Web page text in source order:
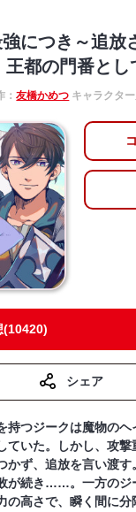
につき～追放
王都の門番とし
：友橋かめつ キャラクタ
(10420)
シェア
持つジークは魔物のヘ
ていた。しかし、攻
かず、追放を言い渡
が続き……。一方のジ
の高さで、瞬く間に分